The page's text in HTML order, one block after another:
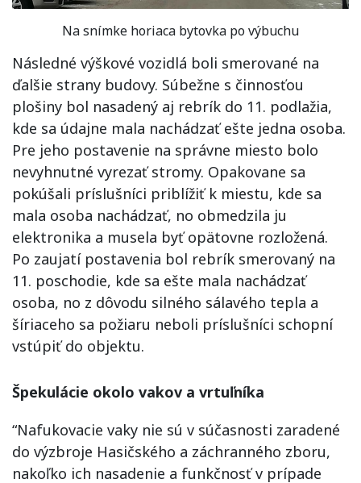
Na snímke horiaca bytovka po výbuchu
Následné výškové vozidlá boli smerované na
ďalšie strany budovy. Súbežne s činnosťou
plošiny bol nasadený aj rebrík do 11. podlažia,
kde sa údajne mala nachádzať ešte jedna osoba.
Pre jeho postavenie na správne miesto bolo
nevyhnutné vyrezať stromy. Opakovane sa
pokúšali príslušníci priblížiť k miestu, kde sa
mala osoba nachádzať, no obmedzila ju
elektronika a musela byť opätovne rozložená.
Po zaujatí postavenia bol rebrík smerovaný na
11. poschodie, kde sa ešte mala nachádzať
osoba, no z dôvodu silného sálavého tepla a
šíriaceho sa požiaru neboli príslušníci schopní
vstúpiť do objektu.
Špekulácie okolo vakov a vrtuľníka
“Nafukovacie vaky nie sú v súčasnosti zaradené
do výzbroje Hasičského a záchranného zboru,
nakoľko ich nasadenie a funkčnosť v prípade